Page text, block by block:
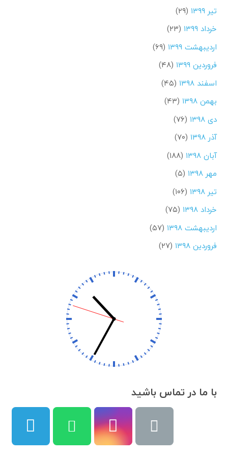
تیر ۱۳۹۹
(۲۹)
خرداد ۱۳۹۹
(۲۳)
اردیبهشت ۱۳۹۹
(۶۹)
فروردین ۱۳۹۹
(۴۸)
اسفند ۱۳۹۸
(۴۵)
بهمن ۱۳۹۸
(۴۳)
دی ۱۳۹۸
(۷۶)
آذر ۱۳۹۸
(۷۰)
آبان ۱۳۹۸
(۱۸۸)
مهر ۱۳۹۸
(۵)
تیر ۱۳۹۸
(۱۰۶)
خرداد ۱۳۹۸
(۷۵)
اردیبهشت ۱۳۹۸
(۵۷)
فروردین ۱۳۹۸
(۲۷)
با ما در تماس باشید